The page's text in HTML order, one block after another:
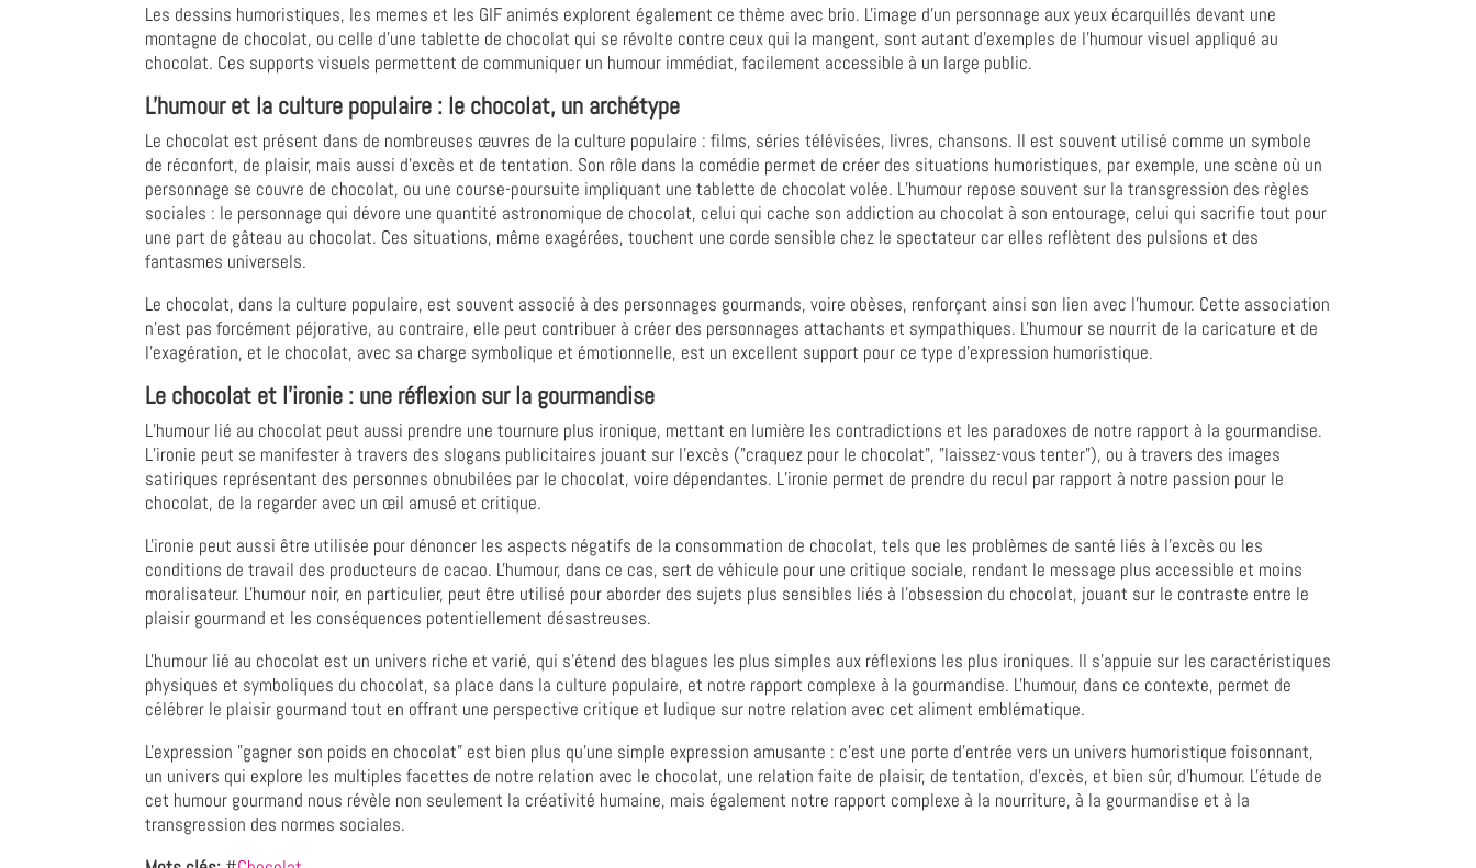
Les dessins humoristiques, les memes et les GIF animés explorent également ce thème avec brio. L'image d'un personnage aux yeux écarquillés devant une
montagne de chocolat, ou celle d'une tablette de chocolat qui se révolte contre ceux qui la mangent, sont autant d'exemples de l'humour visuel appliqué au
chocolat. Ces supports visuels permettent de communiquer un humour immédiat, facilement accessible à un large public.
L'humour et la culture populaire : le chocolat, un archétype
Le chocolat est présent dans de nombreuses œuvres de la culture populaire : films, séries télévisées, livres, chansons. Il est souvent utilisé comme un symbole
de réconfort, de plaisir, mais aussi d'excès et de tentation. Son rôle dans la comédie permet de créer des situations humoristiques, par exemple, une scène où un
personnage se couvre de chocolat, ou une course-poursuite impliquant une tablette de chocolat volée. L’humour repose souvent sur la transgression des règles
sociales : le personnage qui dévore une quantité astronomique de chocolat, celui qui cache son addiction au chocolat à son entourage, celui qui sacrifie tout pour
une part de gâteau au chocolat. Ces situations, même exagérées, touchent une corde sensible chez le spectateur car elles reflètent des pulsions et des
fantasmes universels.
Le chocolat, dans la culture populaire, est souvent associé à des personnages gourmands, voire obèses, renforçant ainsi son lien avec l'humour. Cette association
n'est pas forcément péjorative, au contraire, elle peut contribuer à créer des personnages attachants et sympathiques. L'humour se nourrit de la caricature et de
l'exagération, et le chocolat, avec sa charge symbolique et émotionnelle, est un excellent support pour ce type d'expression humoristique.
Le chocolat et l’ironie : une réflexion sur la gourmandise
L’humour lié au chocolat peut aussi prendre une tournure plus ironique, mettant en lumière les contradictions et les paradoxes de notre rapport à la gourmandise.
L’ironie peut se manifester à travers des slogans publicitaires jouant sur l’excès ("craquez pour le chocolat", "laissez-vous tenter"), ou à travers des images
satiriques représentant des personnes obnubilées par le chocolat, voire dépendantes. L’ironie permet de prendre du recul par rapport à notre passion pour le
chocolat, de la regarder avec un œil amusé et critique.
L'ironie peut aussi être utilisée pour dénoncer les aspects négatifs de la consommation de chocolat, tels que les problèmes de santé liés à l'excès ou les
conditions de travail des producteurs de cacao. L'humour, dans ce cas, sert de véhicule pour une critique sociale, rendant le message plus accessible et moins
moralisateur. L'humour noir, en particulier, peut être utilisé pour aborder des sujets plus sensibles liés à l'obsession du chocolat, jouant sur le contraste entre le
plaisir gourmand et les conséquences potentiellement désastreuses.
L'humour lié au chocolat est un univers riche et varié, qui s'étend des blagues les plus simples aux réflexions les plus ironiques. Il s'appuie sur les caractéristiques
physiques et symboliques du chocolat, sa place dans la culture populaire, et notre rapport complexe à la gourmandise. L'humour, dans ce contexte, permet de
célébrer le plaisir gourmand tout en offrant une perspective critique et ludique sur notre relation avec cet aliment emblématique.
L'expression "gagner son poids en chocolat" est bien plus qu'une simple expression amusante : c'est une porte d'entrée vers un univers humoristique foisonnant,
un univers qui explore les multiples facettes de notre relation avec le chocolat, une relation faite de plaisir, de tentation, d'excès, et bien sûr, d'humour. L'étude de
cet humour gourmand nous révèle non seulement la créativité humaine, mais également notre rapport complexe à la nourriture, à la gourmandise et à la
transgression des normes sociales.